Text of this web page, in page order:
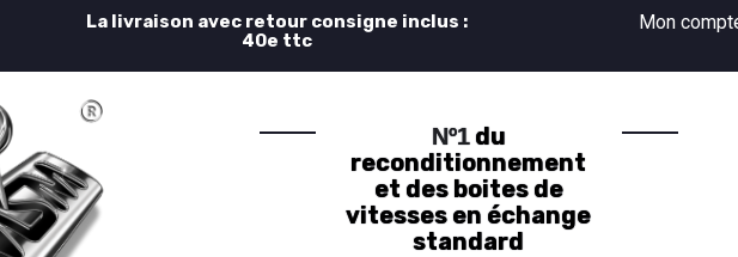
La livraison avec retour consigne inclus :
40e ttc
Mon
Nº1du
reconditionnement
et des boites de
vitesses en échange
standard